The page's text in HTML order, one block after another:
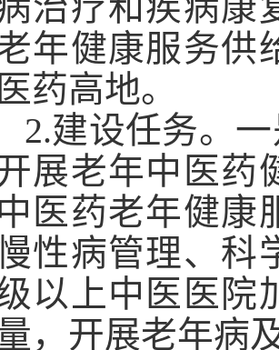
年健康服务供
医药高地。
2.建设任务。
展老年中医药
医药老年健康
性病管理、科
以上中医医院
，开展老年病